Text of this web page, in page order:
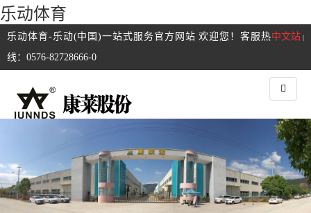
乐动体育
中文站 |
乐动体育-乐动(中国)一站式服务官方网站 欢迎您！客服热
线：0576-82728666-0